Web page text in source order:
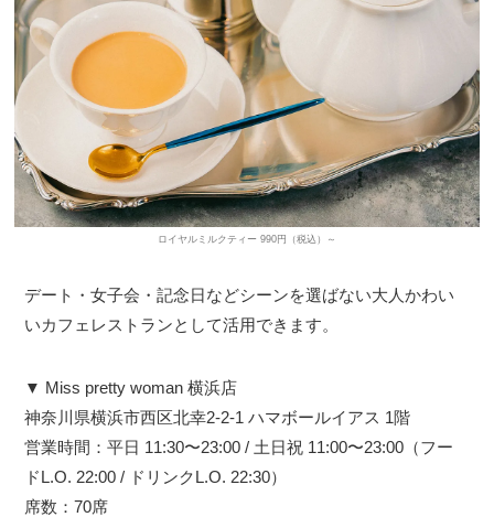
ロイヤルミルクティー 990円（税込）～
デート・女子会・記念日などシーンを選ばない大人かわい
いカフェレストランとして活用できます。
▼ Miss pretty woman 横浜店
神奈川県横浜市西区北幸2-2-1 ハマボールイアス 1階
営業時間：平日 11:30〜23:00 / 土日祝 11:00〜23:00（フー
ドL.O. 22:00 / ドリンクL.O. 22:30）
席数：70席